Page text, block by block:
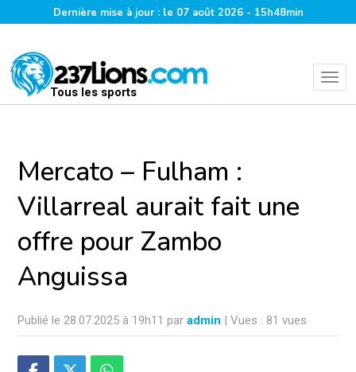
Dernière mise à jour : le 07 août 2026 - 15h48min
Tous les sports
Mercato – Fulham :
Villarreal aurait fait une
offre pour Zambo
Anguissa
Publié le 28.07.2025 à 19h11 par admin | Vues : 81 vues